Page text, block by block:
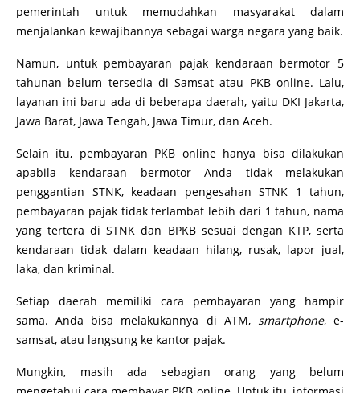
pemerintah untuk memudahkan masyarakat dalam
menjalankan kewajibannya sebagai warga negara yang baik.
Namun, untuk pembayaran pajak kendaraan bermotor 5
tahunan belum tersedia di Samsat atau PKB online. Lalu,
layanan ini baru ada di beberapa daerah, yaitu DKI Jakarta,
Jawa Barat, Jawa Tengah, Jawa Timur, dan Aceh.
Selain itu, pembayaran PKB online hanya bisa dilakukan
apabila kendaraan bermotor Anda tidak melakukan
penggantian STNK, keadaan pengesahan STNK 1 tahun,
pembayaran pajak tidak terlambat lebih dari 1 tahun, nama
yang tertera di STNK dan BPKB sesuai dengan KTP, serta
kendaraan tidak dalam keadaan hilang, rusak, lapor jual,
laka, dan kriminal.
Setiap daerah memiliki cara pembayaran yang hampir
sama. Anda bisa melakukannya di ATM, smartphone, e-
samsat, atau langsung ke kantor pajak.
Mungkin, masih ada sebagian orang yang belum